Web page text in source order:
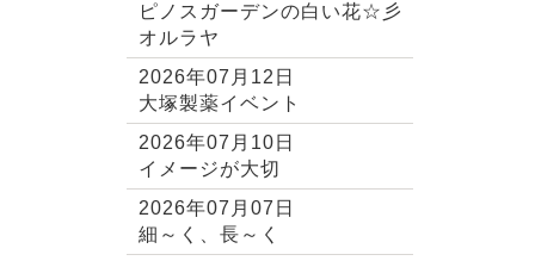
ピノスガーデンの白い花☆彡
オルラヤ
2026年07月12日
大塚製薬イベント
2026年07月10日
イメージが大切
2026年07月07日
細～く、長～く